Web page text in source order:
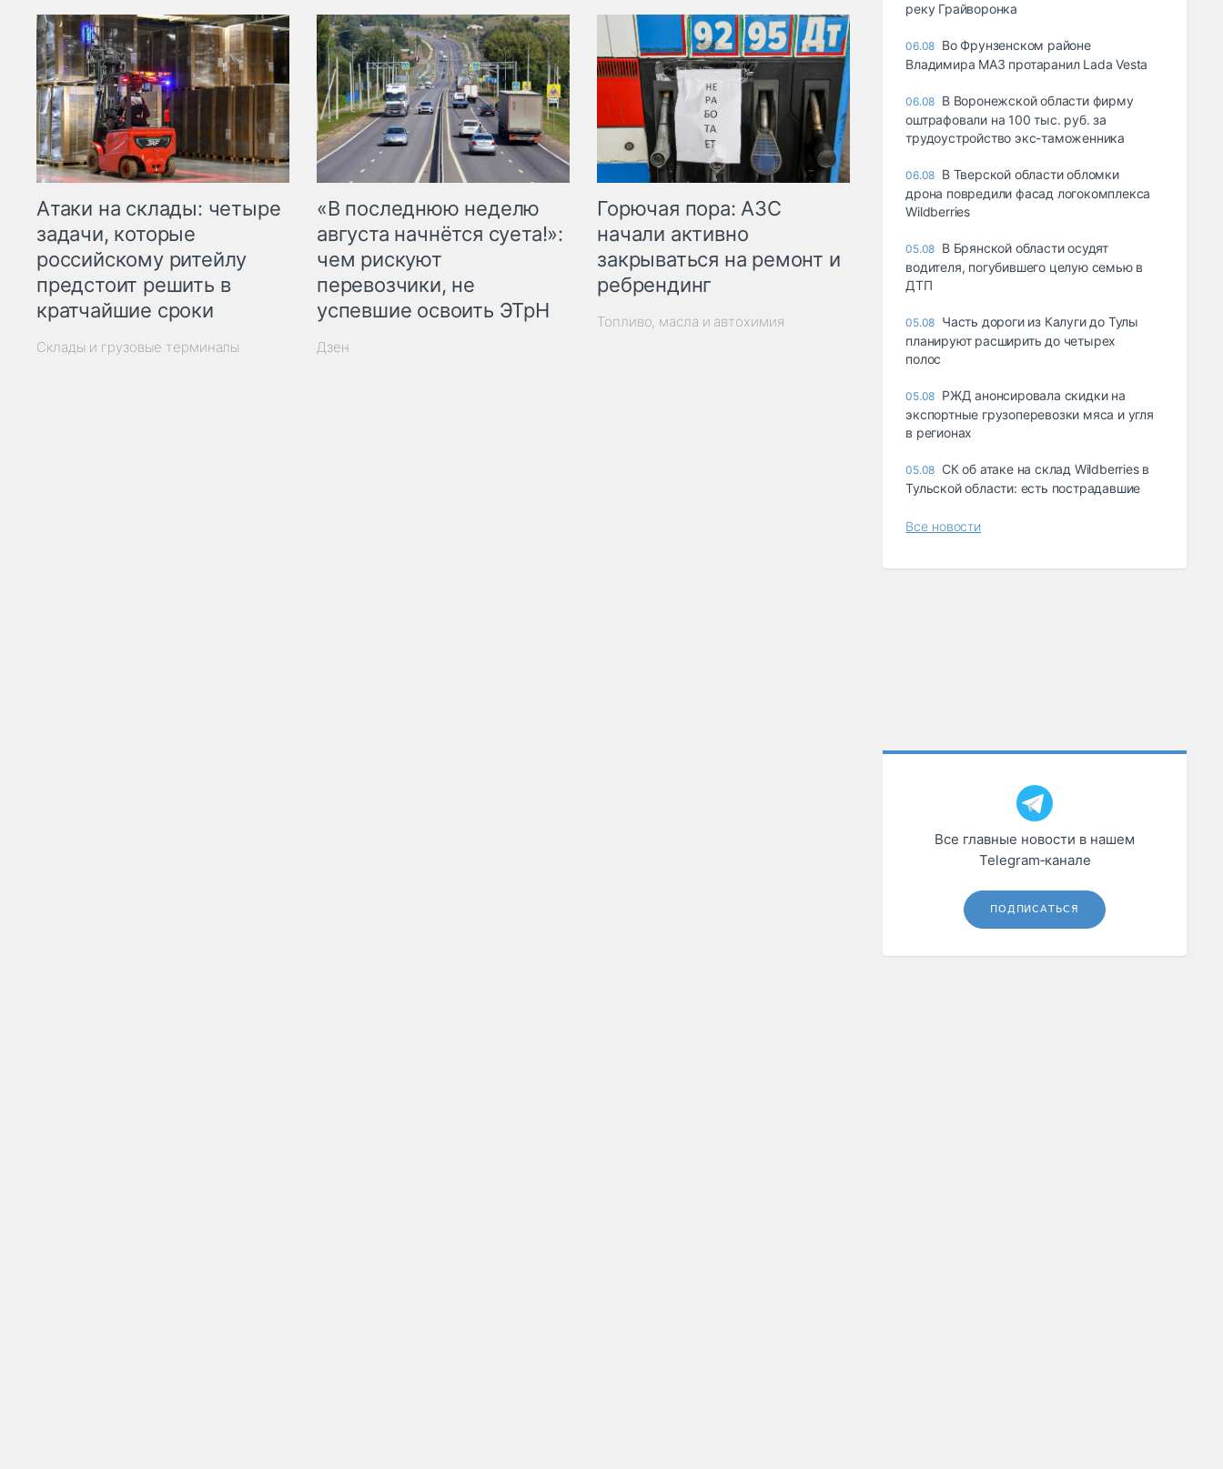
Атаки на склады: четыре
задачи, которые
российскому ритейлу
предстоит решить в
кратчайшие сроки
Склады и грузовые терминалы
«В последнюю неделю
августа начнётся суета!»:
чем рискуют
перевозчики, не
успевшие освоить ЭТрН
Дзен
Горючая пора: АЗС
начали активно
закрываться на ремонт и
ребрендинг
Топливо, масла и автохимия
реку Грайворонка
06.08 Во Фрунзенском районе
Владимира МАЗ протаранил Lada Vesta
06.08 В Воронежской области фирму
оштрафовали на 100 тыс. руб. за
трудоустройство экс-таможенника
06.08 В Тверской области обломки
дрона повредили фасад логокомплекса
Wildberries
05.08 В Брянской области осудят
водителя, погубившего целую семью в
ДТП
05.08 Часть дороги из Калуги до Тулы
планируют расширить до четырех
полос
05.08 РЖД анонсировала скидки на
экспортные грузоперевозки мяса и угля
в регионах
05.08 СК об атаке на склад Wildberries в
Тульской области: есть пострадавшие
Все новости
Все главные новости в нашем
Telegram‑канале
ПОДПИСАТЬСЯ